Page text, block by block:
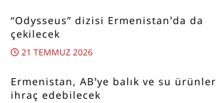
“Odysseus” dizisi Ermenistan’da da
çekilecek
21 TEMMUZ 2026
Ermenistan, AB’ye balık ve su
ihraç edebilecek